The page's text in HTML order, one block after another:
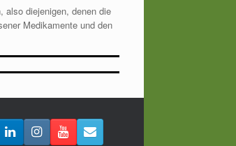
also diejenigen, denen die
Medikamente und den